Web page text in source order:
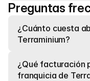
Preguntas
¿Cuánto cuesta
Terraminium?
¿Qué facturación
franquicia de